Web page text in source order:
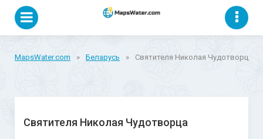
MapsWater.com » Беларусь » Святителя Николая Чудотворца
Святителя Николая Чудотворца